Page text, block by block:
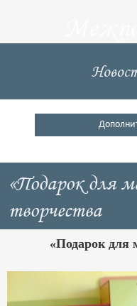
«Подарок для
творчества
«Подарок для